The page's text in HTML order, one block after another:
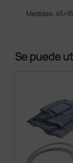
Medidas:
Se puede